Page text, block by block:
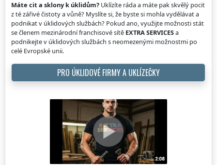
Máte cit a sklony k úklidům? Uklízíte ráda a máte pak skvělý pocit
z té zářivé čistoty a vůně? Myslíte si, že byste si mohla vydělávat a
podnikat v úklidových službách? Pokud ano, využijte možnosti stát
se členem mezinárodní franchisové sítě EXTRA SERVICESa
podnikejte v úklidových službách s neomezenými možnostmi po
celé Evropské unii.
PRO ÚKLIDOVÉ FIRMY A UKLÍZEČKY